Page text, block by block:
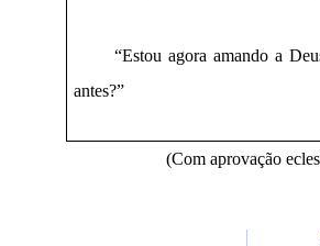
“Estou agora amando a
antes?”
(Com aprovação